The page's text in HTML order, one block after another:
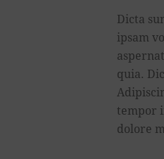
Dicta
ipsam
quia.
tempor
dolore